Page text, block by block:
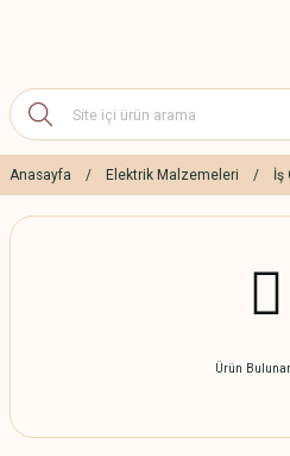
Anasayfa Elektrik Malzemeleri İş
Ürün